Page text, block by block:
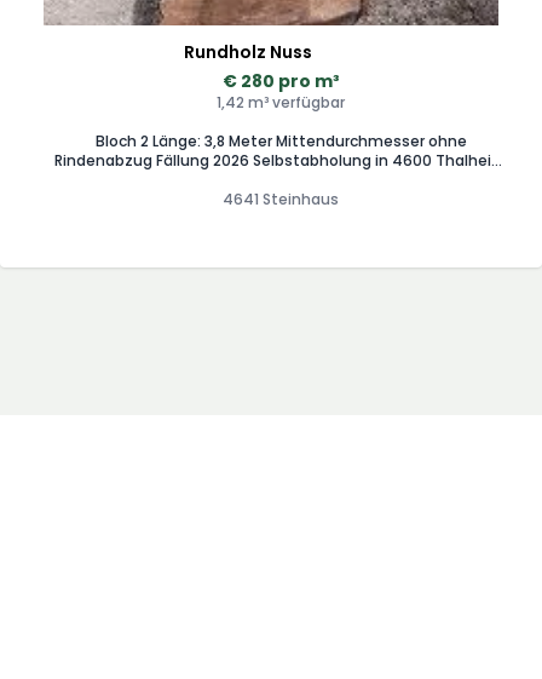
Rundholz Nuss
€ 280 pro m³
1,42 m³ verfügbar
Bloch 2 Länge: 3,8 Meter Mittendurchmesser ohne
Rindenabzug Fällung 2026 Selbstabholung in 4600 Thalheim
4641 Steinhaus